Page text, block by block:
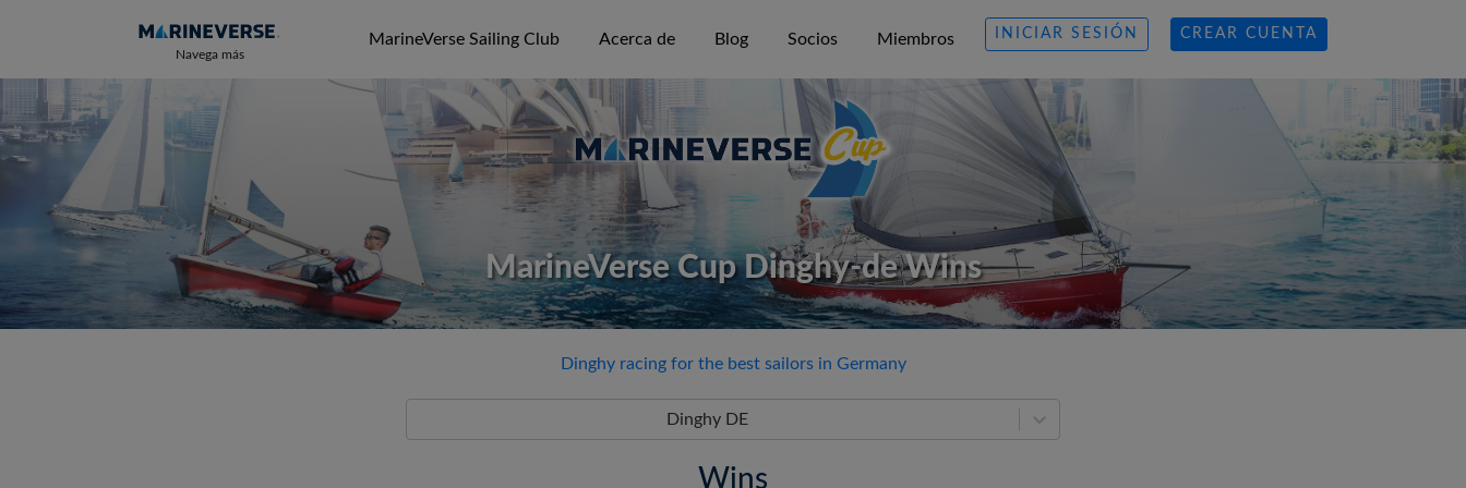
Navega más
MarineVerse Sailing Club Acerca de Blog Socios Miembros INICIAR SESIÓN CREAR CUENTA
MarineVerse Cup Dinghy-de Wins
Dinghy racing for the best sailors in Germany
Dinghy DE
Wins